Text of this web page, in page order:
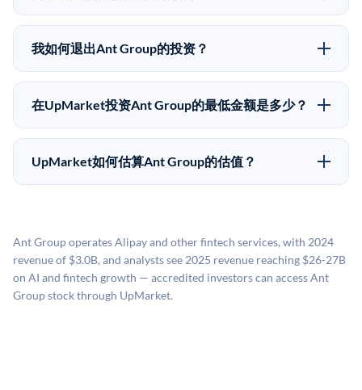
应做好可能全部损失的准备。私有公司的估值在融资轮
次之间可能大幅波动。投资者应在投资前咨询其财务顾
在Pre-IPO交易中，合格投资者通过二级市场平台从现有
股东（如员工、早期投资者或其他持有人）处购买股
为FINRA注册的经纪交易商促成这些交易，代表双方处
理合规、文件和结算事宜。
我如何退出Ant Group的投资？
Pre-IPO持股主要有两种退出途径：在二级市场将股份出
售给其他买家，或持有直到公司完成IPO或被收购。两
市场条件。任何退出的时间都是不可预测的，投资者应
做好多年持有的准备。
在UpMarket投资Ant Group的最低金额是多少？
UpMarket上大多数Pre-IPO产品的最低投资金额为
50,000美元。具体金额可能因产品和股份供应情况而有
UpMarket如何估算Ant Group的估值？
司可比倍数应用私有公司折扣，以反映流动性不足和信
息不对称。此估值不构成投资建议，可能与实际交易价
格存在重大差异。
Ant Group operates Alipay and other fintech services, with 2024
revenue of $3.0B, and analysts see 2025 revenue reaching $26-27B
on AI and fintech growth — accredited investors can access Ant
Group stock through UpMarket.